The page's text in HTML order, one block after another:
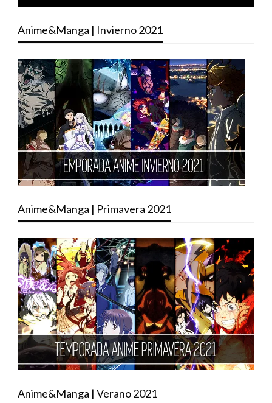
Anime&Manga | Invierno 2021
Anime&Manga | Primavera 2021
Anime&Manga | Verano 2021